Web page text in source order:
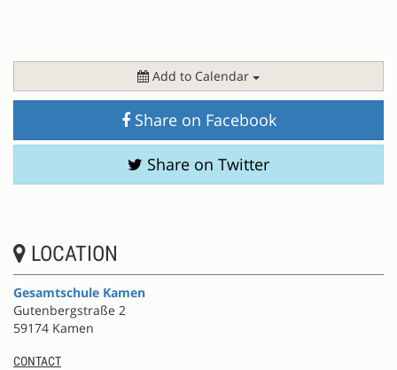
Add to Calendar
Share on Facebook
Share on Twitter
LOCATION
Gesamtschule Kamen
Gutenbergstraße 2
59174 Kamen
CONTACT